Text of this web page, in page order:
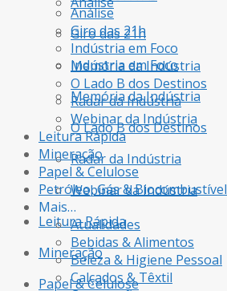
Giro das 21h
Indústria em Foco
Memória da Indústria
O Lado B dos Destinos
Radar da Indústria
Webinar da Indústria
Leitura Rápida
Mineração
Papel & Celulose
Análise
Giro das 21h
Indústria em Foco
Memória da Indústria
O Lado B dos Destinos
Radar da Indústria
Webinar da Indústria
Leitura Rápida
Mineração
Papel & Celulose
Petróleo, Gás & Biocombustível
Mais…
Atualidades
Bebidas & Alimentos
Beleza & Higiene Pessoal
Calçados & Têxtil